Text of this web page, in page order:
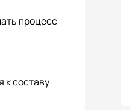
процесс
к составу